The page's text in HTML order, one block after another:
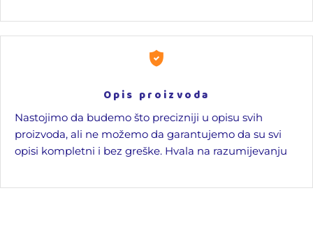
Opis proizvoda
Nastojimo da budemo što precizniji u opisu svih
proizvoda, ali ne možemo da garantujemo da su svi
opisi kompletni i bez greške. Hvala na razumijevanju